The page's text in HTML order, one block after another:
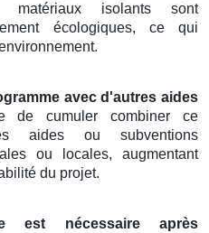
matériaux isolants sont
écologiques, ce qui
avec d'autres aides
de cumuler combiner ce
aides ou subventions
ou locales, augmentant
du projet.
est nécessaire après